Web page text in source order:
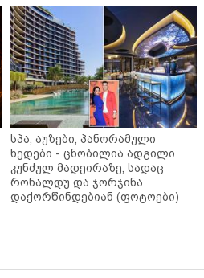
სპა, აუზები, პანორამული
ხედები - ცნობილია ადგილი
კუნძულ მადეირაზე, სადაც
რონალდუ და ჯორჯინა
დაქორწინდებიან (ფოტოები)